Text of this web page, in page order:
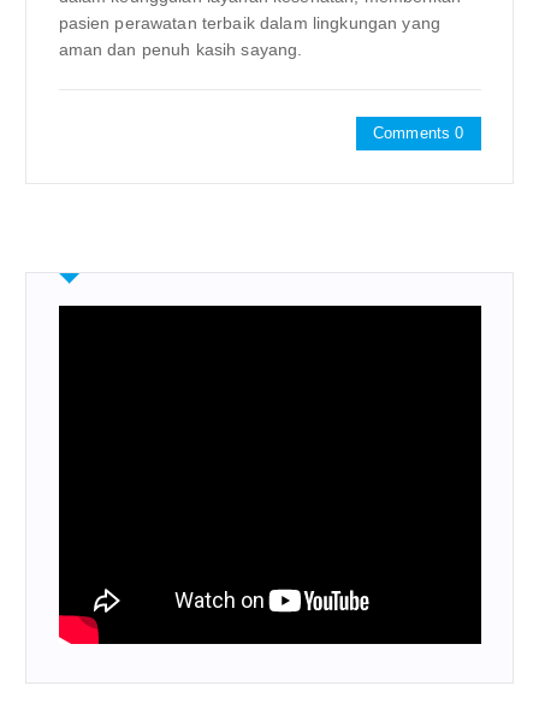
pasien perawatan terbaik dalam lingkungan yang
aman dan penuh kasih sayang.
Comments 0